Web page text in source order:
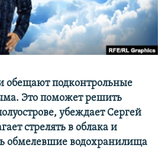
КРЫМА
обещают подконтрольные
Это поможет решить
убеждает Сергей
стрелять в облака и
обмелевшие водохранилища